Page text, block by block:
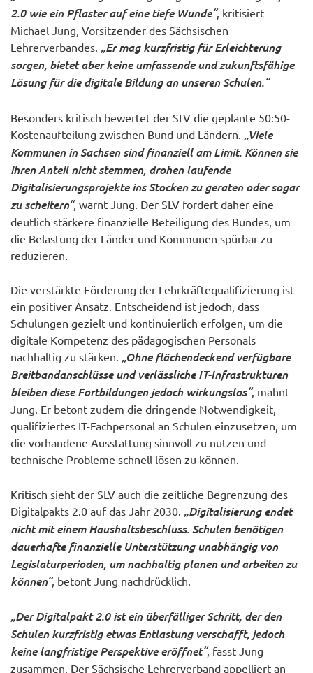
2.0 wie ein Pflaster auf eine tiefe Wunde“, kritisiert
Michael Jung, Vorsitzender des Sächsischen
Lehrerverbandes. „Er mag kurzfristig für Erleichterung
sorgen, bietet aber keine umfassende und zukunftsfähige
Lösung für die digitale Bildung an unseren Schulen.“
Besonders kritisch bewertet der SLV die geplante 50:50-
Kostenaufteilung zwischen Bund und Ländern. „Viele
Kommunen in Sachsen sind finanziell am Limit. Können sie
ihren Anteil nicht stemmen, drohen laufende
Digitalisierungsprojekte ins Stocken zu geraten oder sogar
zu scheitern“, warnt Jung. Der SLV fordert daher eine
deutlich stärkere finanzielle Beteiligung des Bundes, um
die Belastung der Länder und Kommunen spürbar zu
reduzieren.
Die verstärkte Förderung der Lehrkräftequalifizierung ist
ein positiver Ansatz. Entscheidend ist jedoch, dass
Schulungen gezielt und kontinuierlich erfolgen, um die
digitale Kompetenz des pädagogischen Personals
nachhaltig zu stärken. „Ohne flächendeckend verfügbare
Breitbandanschlüsse und verlässliche IT-Infrastrukturen
bleiben diese Fortbildungen jedoch wirkungslos“, mahnt
Jung. Er betont zudem die dringende Notwendigkeit,
qualifiziertes IT-Fachpersonal an Schulen einzusetzen, um
die vorhandene Ausstattung sinnvoll zu nutzen und
technische Probleme schnell lösen zu können.
Kritisch sieht der SLV auch die zeitliche Begrenzung des
Digitalpakts 2.0 auf das Jahr 2030. „Digitalisierung endet
nicht mit einem Haushaltsbeschluss. Schulen benötigen
dauerhafte finanzielle Unterstützung unabhängig von
Legislaturperioden, um nachhaltig planen und arbeiten zu
können“, betont Jung nachdrücklich.
„Der Digitalpakt 2.0 ist ein überfälliger Schritt, der den
Schulen kurzfristig etwas Entlastung verschafft, jedoch
keine langfristige Perspektive eröffnet“, fasst Jung
zusammen. Der Sächsische Lehrerverband appelliert an